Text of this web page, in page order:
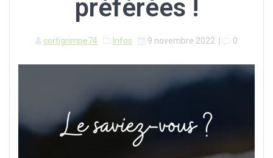
préférées !
cortigrimpe74 Infos 9 novembre 2022 0